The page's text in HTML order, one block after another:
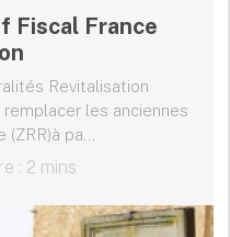
Fiscal France
Revitalisation
les anciennes
pa...
: 2 mins